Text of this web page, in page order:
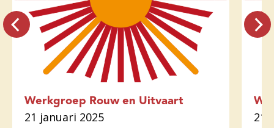
Werkgroep Rouw en Uitvaart
21 januari 2025 21